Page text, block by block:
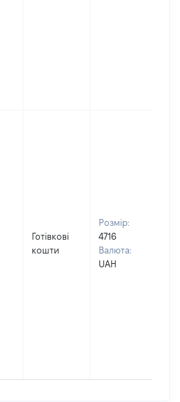
Готівкові
кошти
Розмір:
4716
Валюта:
UAH